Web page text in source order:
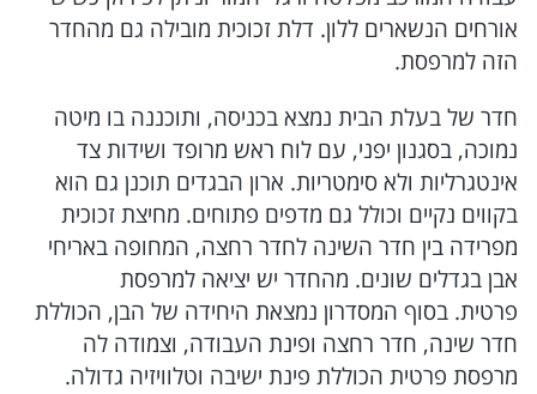
אורחים הנשארים ללון. דלת זכוכית מובילה גם מהחדר
הזה למרפסת.
חדר של בעלת הבית נמצא בכניסה, ותוכננה בו מיטה
נמוכה, בסגנון יפני, עם לוח ראש מרופד ושידות צד
אינטגרליות ולא סימטריות. ארון הבגדים תוכנן גם הוא
בקווים נקיים וכולל גם מדפים פתוחים. מחיצת זכוכית
מפרידה בין חדר השינה לחדר רחצה, המחופה באריחי
אבן בגדלים שונים. מהחדר יש יציאה למרפסת
פרטית. בסוף המסדרון נמצאת היחידה של הבן, הכוללת
חדר שינה, חדר רחצה ופינת העבודה, וצמודה לה
מרפסת פרטית הכוללת פינת ישיבה וטלוויזיה גדולה.